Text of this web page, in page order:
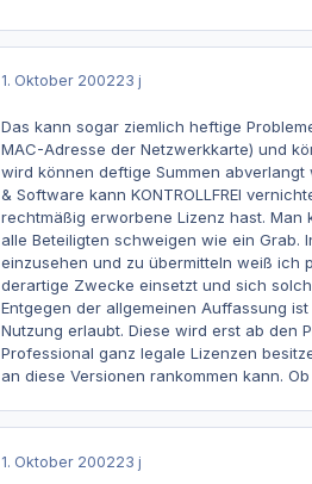
1. Oktober 200223 j
Das kann sogar ziemlich heftige
MAC-Adresse der Netzwerkkarte) und
wird können deftige Summen
& Software kann KONTROLLFREI
rechtmäßig erworbene Lizenz hast.
alle Beteiligten schweigen wie ein Grab.
einzusehen und zu übermitteln weiß ich
derartige Zwecke einsetzt und sich
Entgegen der allgemeinen Auffassung
Nutzung erlaubt. Diese wird erst ab den
Professional ganz legale Lizenzen
an diese Versionen rankommen kann.
1. Oktober 200223 j